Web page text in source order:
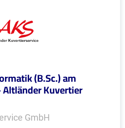
(B.Sc.) am
Kuvertier
GmbH